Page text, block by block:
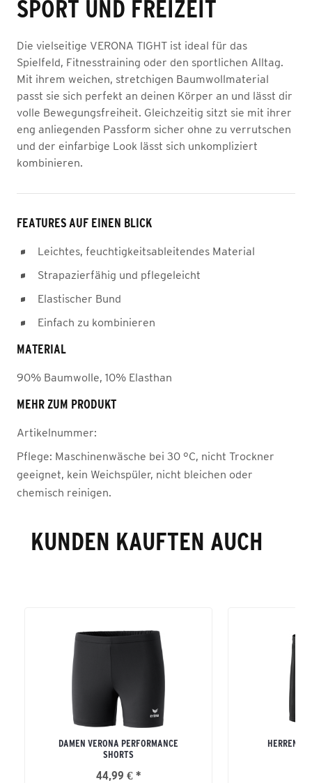
SPORT UND FREIZEIT
Die vielseitige VERONA TIGHT ist ideal für das
Spielfeld, Fitnesstraining oder den sportlichen Alltag.
Mit ihrem weichen, stretchigen Baumwollmaterial
passt sie sich perfekt an deinen Körper an und lässt dir
volle Bewegungsfreiheit. Gleichzeitig sitzt sie mit ihrer
eng anliegenden Passform sicher ohne zu verrutschen
und der einfarbige Look lässt sich unkompliziert
kombinieren.
FEATURES AUF EINEN BLICK
Leichtes, feuchtigkeitsableitendes Material
Strapazierfähig und pflegeleicht
Elastischer Bund
Einfach zu kombinieren
MATERIAL
90% Baumwolle, 10% Elasthan
MEHR ZUM PRODUKT
Artikelnummer:
Pflege: Maschinenwäsche bei 30 °C, nicht Trockner
geeignet, kein Weichspüler, nicht bleichen oder
chemisch reinigen.
KUNDEN KAUFTEN AUCH
DAMEN VERONA PERFORMANCE
SHORTS
44,99 € *
HERREN